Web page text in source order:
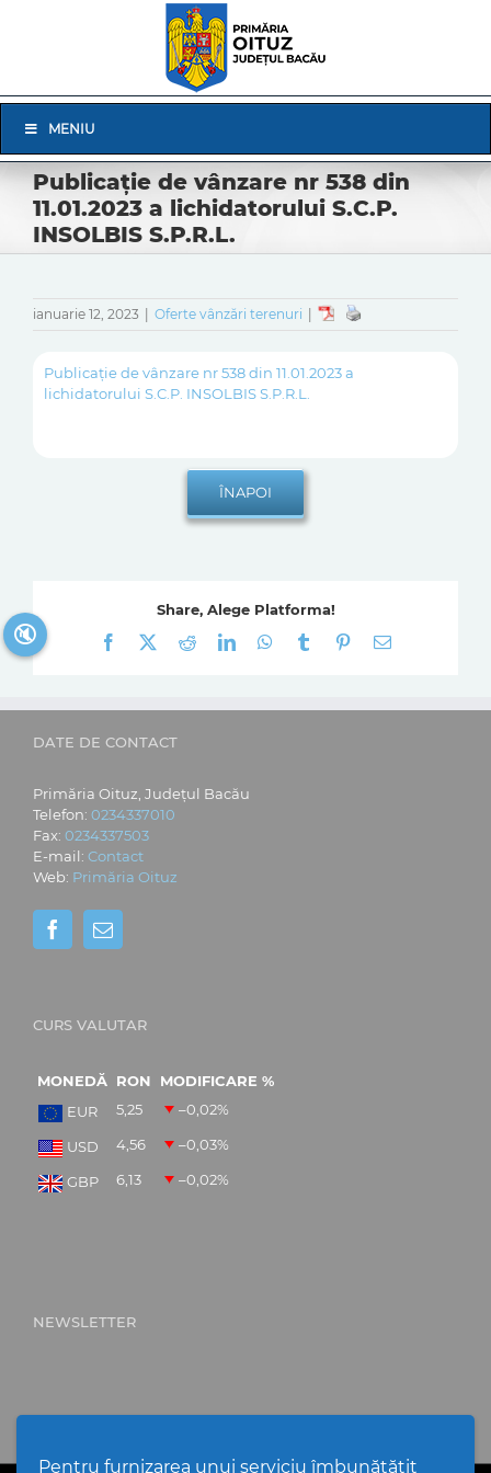
Pentru furnizarea unui serviciu îmbunătățit
Navigation
MENIU
Publicație de vânzare nr 538 din
11.01.2023 a lichidatorului S.C.P.
INSOLBIS S.P.R.L.
ianuarie 12, 2023 Oferte vânzări terenuri
Publicație de vânzare nr 538 din 11.01.2023 a
lichidatorului S.C.P. INSOLBIS S.P.R.L.
Share, Alege Platforma!
Facebook
RedditLinkedInWhatsApp
Tumblr Pinterest
E-
DATE DE CONTACT
Primăria Oituz, Județul Bacău
Telefon: 0234337010
Fax: 0234337503
E-mail: Contact
Web: Primăria Oituz
CURS VALUTAR
MONEDĂ RON
MODIFICARE %
EUR
5,25 –0,02%
USD 4,56 –0,03%
GBP 6,13 –0,02%
NEWSLETTER
🔇